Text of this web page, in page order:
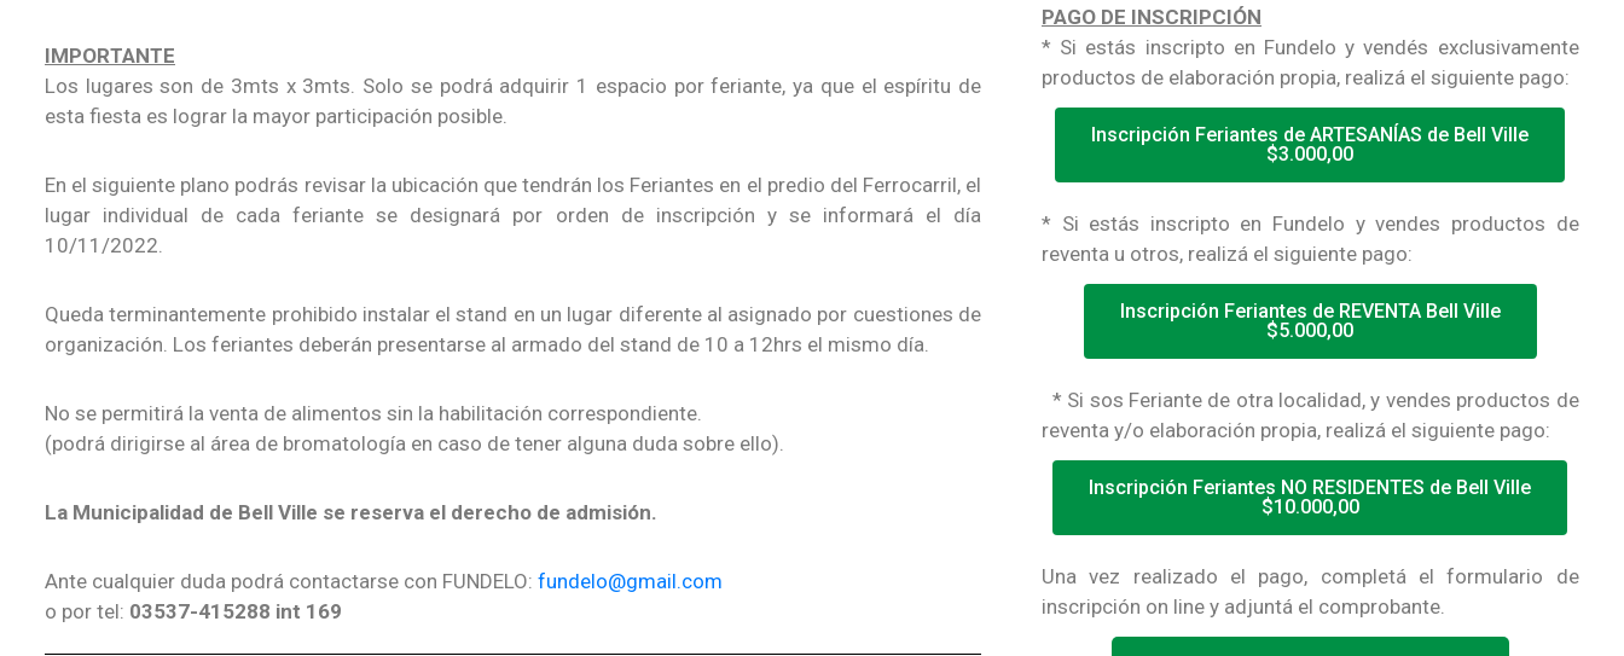
IMPORTANTE
Los lugares son de 3mts x 3mts. Solo se podrá adquirir 1 espacio por feriante, ya que el espíritu de
esta fiesta es lograr la mayor participación posible.
En el siguiente plano podrás revisar la ubicación que tendrán los Feriantes en el predio del Ferrocarril, el
lugar individual de cada feriante se designará por orden de inscripción y se informará el día
10/11/2022.
Queda terminantemente prohibido instalar el stand en un lugar diferente al asignado por cuestiones de
organización. Los feriantes deberán presentarse al armado del stand de 10 a 12hrs el mismo día.
No se permitirá la venta de alimentos sin la habilitación correspondiente.
(podrá dirigirse al área de bromatología en caso de tener alguna duda sobre ello).
La Municipalidad de Bell Ville se reserva el derecho de admisión.
Ante cualquier duda podrá contactarse con FUNDELO: fundelo@gmail.com
o por tel: 03537-415288 int 169
PAGO DE INSCRIPCIÓN
* Si estás inscripto en Fundelo y vendés exclusivamente
productos de elaboración propia, realizá el siguiente pago:
Inscripción Feriantes de ARTESANÍAS de Bell Ville
$3.000,00
* Si estás inscripto en Fundelo y vendes productos de
reventa u otros, realizá el siguiente pago:
Inscripción Feriantes de REVENTA Bell Ville
$5.000,00
* Si sos Feriante de otra localidad, y vendes productos de
reventa y/o elaboración propia, realizá el siguiente pago:
Inscripción Feriantes NO RESIDENTES de Bell Ville
$10.000,00
Una vez realizado el pago, completá el formulario de
inscripción on line y adjuntá el comprobante.